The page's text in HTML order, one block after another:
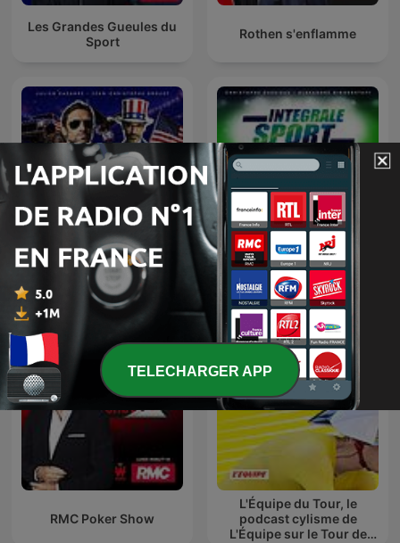
Les Grandes Gueules du
Sport
Rothen s'enflamme
Les nuits du Cazarre
enchaîné
L'Intégrale Sport
RMC Poker Show
L'Équipe du Tour, le
podcast cylisme de
L'Équipe sur le Tour de
TELECHARGER APP